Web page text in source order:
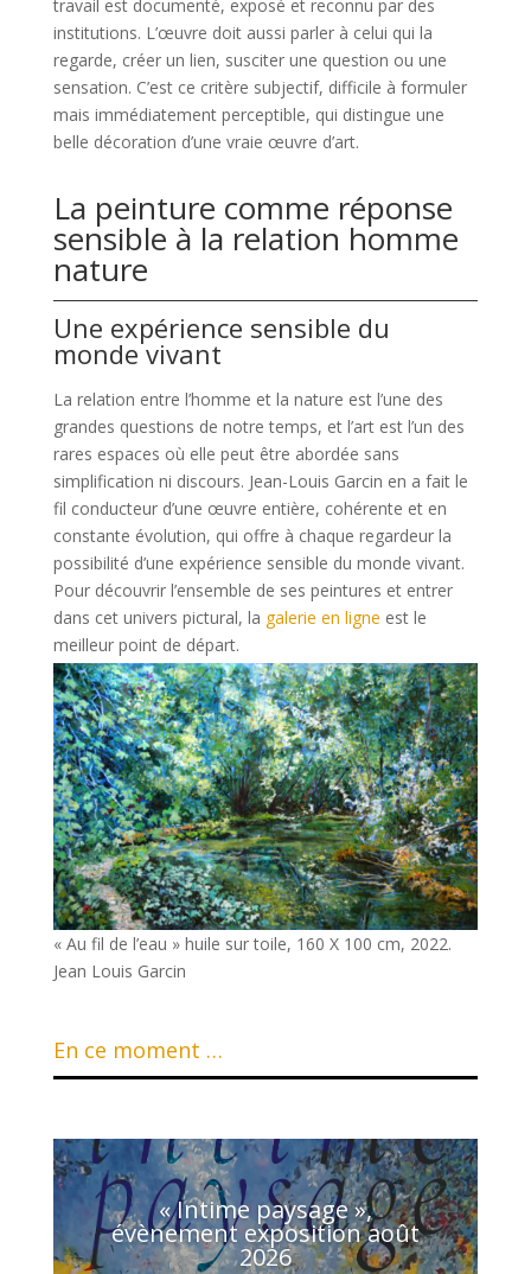
travail est documenté, exposé et reconnu par des
institutions. L’œuvre doit aussi parler à celui qui la
regarde, créer un lien, susciter une question ou une
sensation. C’est ce critère subjectif, difficile à formuler
mais immédiatement perceptible, qui distingue une
belle décoration d’une vraie œuvre d’art.
La peinture comme réponse
sensible à la relation homme
nature
Une expérience sensible du
monde vivant
La relation entre l’homme et la nature est l’une des
grandes questions de notre temps, et l’art est l’un des
rares espaces où elle peut être abordée sans
simplification ni discours. Jean-Louis Garcin en a fait le
fil conducteur d’une œuvre entière, cohérente et en
constante évolution, qui offre à chaque regardeur la
possibilité d’une expérience sensible du monde vivant.
Pour découvrir l’ensemble de ses peintures et entrer
dans cet univers pictural, la galerie en ligne est le
meilleur point de départ.
« Au fil de l’eau » huile sur toile, 160 X 100 cm, 2022.
Jean Louis Garcin
En ce moment …
« Intime paysage »,
évènement exposition août
2026